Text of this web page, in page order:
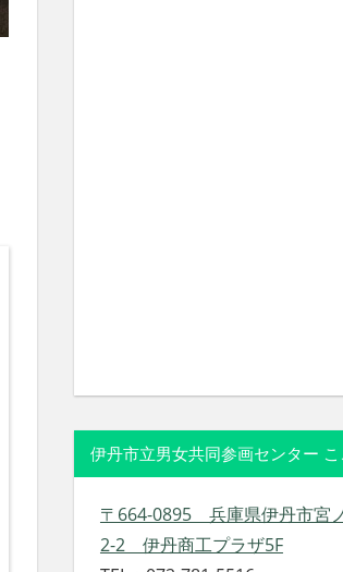
伊丹市立男女共同参画センター こ
〒664-0895 兵庫県伊丹市宮
2-2 伊丹商工プラザ5F